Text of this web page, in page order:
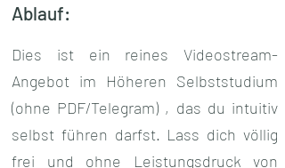
Ablauf:
Dies ist ein reines Videostream-
Angebot im Höheren Selbststudium
(ohne PDF/Telegram) , das du intuitiv
selbst führen darfst. Lass dich völlig
frei und ohne Leistungsdruck von